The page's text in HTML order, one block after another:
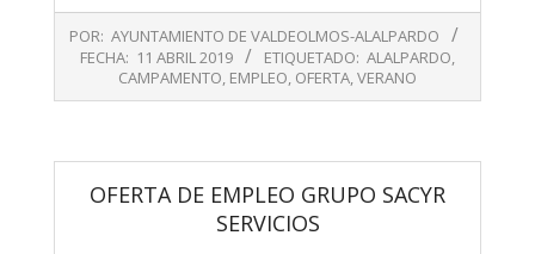
04-
POR: AYUNTAMIENTO DE VALDEOLMOS-ALALPARDO
FECHA: 11 ABRIL 2019 ETIQUETADO: ALALPARDO,
CAMPAMENTO, EMPLEO, OFERTA,VERANO
OFERTA DE EMPLEO GRUPO SACYR
SERVICIOS